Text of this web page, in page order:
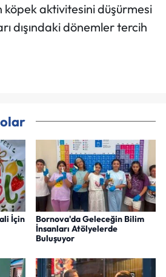
köpek aktivitesini düşürmesi
dışındaki dönemler tercih
İçin
Bornova'da Geleceğin Bilim
İnsanları Atölyelerde
Buluşuyor